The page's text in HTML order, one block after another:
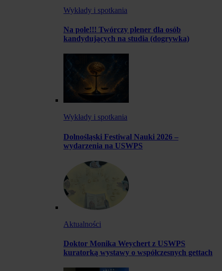
Wykłady i spotkania
Na pole!!! Twórczy plener dla osób
kandydujących na studia (dogrywka)
Wykłady i spotkania
Dolnośląski Festiwal Nauki 2026 –
wydarzenia na USWPS
Aktualności
Doktor Monika Weychert z USWPS
kuratorką wystawy o współczesnych gettach